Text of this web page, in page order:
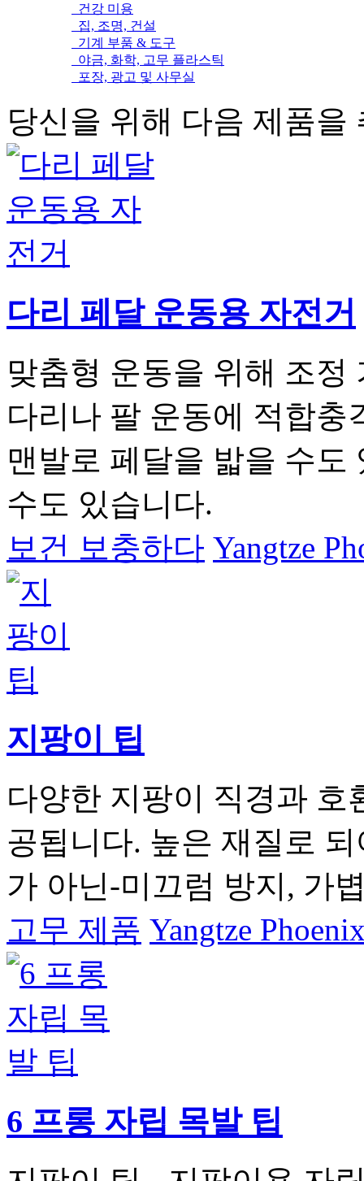
건강 미용
집, 조명, 건설
기계 부품 & 도구
야금, 화학, 고무 플라스틱
포장, 광고 및 사무실
당신을 위해 다음 제품을
다리 페달 운동용 자전거
맞춤형 운동을 위해 조
다리나 팔 운동에 적합
맨발로 페달을 밟을 수도
수도 있습니다.
보건 보충하다 Yangtze
지팡이 팁
다양한 지팡이 직경과 호
공됩니다. 높은 재질로
가 아닌-미끄럼 방지, 가
고무 제품 Yangtze
6 프롱 자립 목발 팁